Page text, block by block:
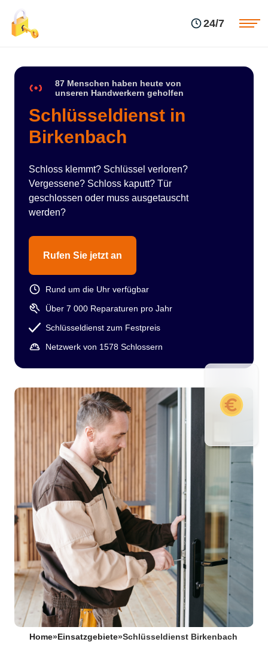
24/7
87 Menschen haben heute von
unseren Handwerkern geholfen
Schlüsseldienst in
Birkenbach
Schloss klemmt? Schlüssel verloren?
Vergessene? Schloss kaputt? Tür
geschlossen oder muss ausgetauscht
werden?
Rufen Sie jetzt an
Rund um die Uhr verfügbar
Über 7 000 Reparaturen pro Jahr
Schlüsseldienst zum Festpreis
Netzwerk von 1578 Schlossern
Home» Einsatzgebiete»Schlüsseldienst Birkenbach